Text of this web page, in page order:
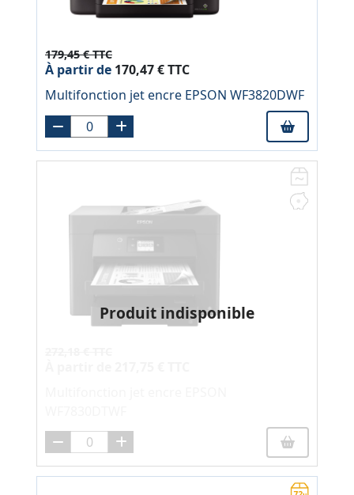
179,45 € TTC
À partir de 170,47 € TTC
Multifonction jet encre EPSON WF3820DWF
Produit indisponible